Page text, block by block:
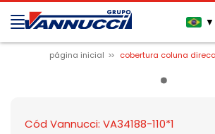
▼
página inicial cobertura coluna
Cód Vannucci: VA34188-110*1